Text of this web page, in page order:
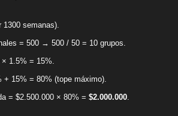
semanas).
= 500 → 500 / 50 = 10 grupos.
1.5% = 15%.
+ 15% = 80% (tope máximo).
= $2.500.000 × 80% = $2.000.000